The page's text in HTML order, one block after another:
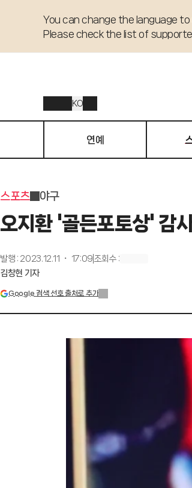
You can change the language to
Please check the list of
KO
연예
스포츠 야구
오지환 '골든포토상' 감
발행 : 2023.12.11 ・ 17:09 조회수:
김창현 기자
Google 검색 선호 출처로 추가